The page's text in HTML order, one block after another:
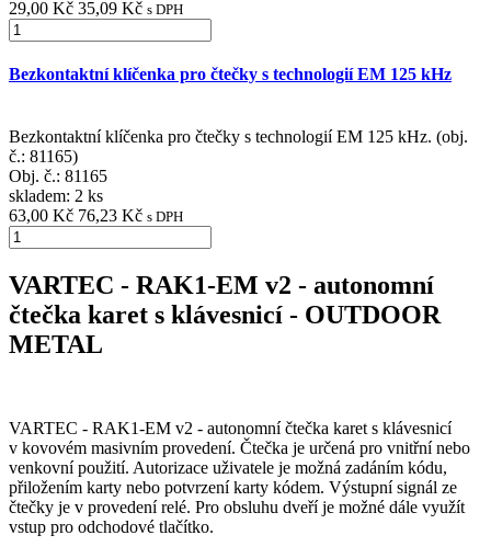
29,00 Kč 35,09 Kč s DPH
Bezkontaktní klíčenka pro čtečky s technologií EM 125 kHz
Bezkontaktní klíčenka pro čtečky s technologií EM 125 kHz. (obj.
č.: 81165)
Obj. č.: 81165
skladem: 2 ks
63,00 Kč 76,23 Kč s DPH
VARTEC - RAK1-EM v2 - autonomní
čtečka karet s klávesnicí - OUTDOOR
METAL
VARTEC - RAK1-EM v2 - autonomní čtečka karet s klávesnicí
v kovovém masivním provedení. Čtečka je určená pro vnitřní nebo
venkovní použití. Autorizace uživatele je možná zadáním kódu,
přiložením karty nebo potvrzení karty kódem. Výstupní signál ze
čtečky je v provedení relé. Pro obsluhu dveří je možné dále využít
vstup pro odchodové tlačítko.